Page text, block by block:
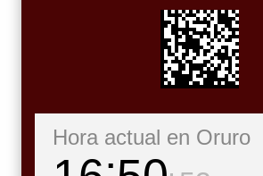
Hora actual en Oruro